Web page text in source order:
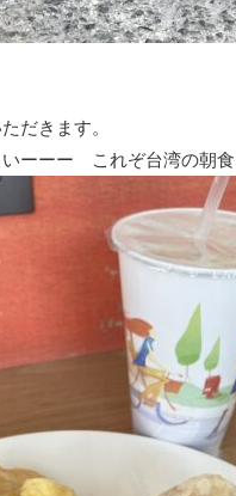
だきます。
いーーー これぞ台湾の朝食